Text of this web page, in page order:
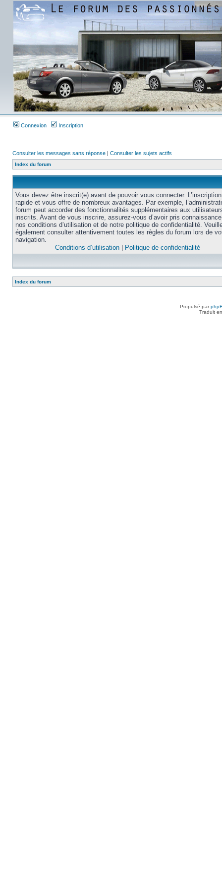
Connexion Inscription
Consulter les messages sans réponse | Consulter les sujets actifs
Index du forum
Vous devez être inscrit(e) avant de pouvoir vous connecter.
rapide et vous offre de nombreux avantages. Par exemple,
forum peut accorder des fonctionnalités supplémentaires aux
inscrits. Avant de vous inscrire, assurez-vous d’avoir pris
nos conditions d’utilisation et de notre politique de confidentialité.
également consulter attentivement toutes les règles du forum lors de
navigation.
Conditions d’utilisation
Politique de confidentialité
Index du forum
Propulsé par
Traduit